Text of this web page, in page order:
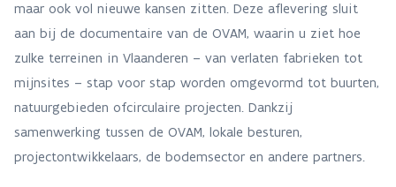
maar ook vol nieuwe kansen zitten. Deze aflevering sluit
aan bij de documentaire van de OVAM, waarin u ziet hoe
zulke terreinen in Vlaanderen – van verlaten fabrieken tot
mijnsites – stap voor stap worden omgevormd tot buurten,
natuurgebieden ofcirculaire projecten. Dankzij
samenwerking tussen de OVAM, lokale besturen,
projectontwikkelaars, de bodemsector en andere partners.